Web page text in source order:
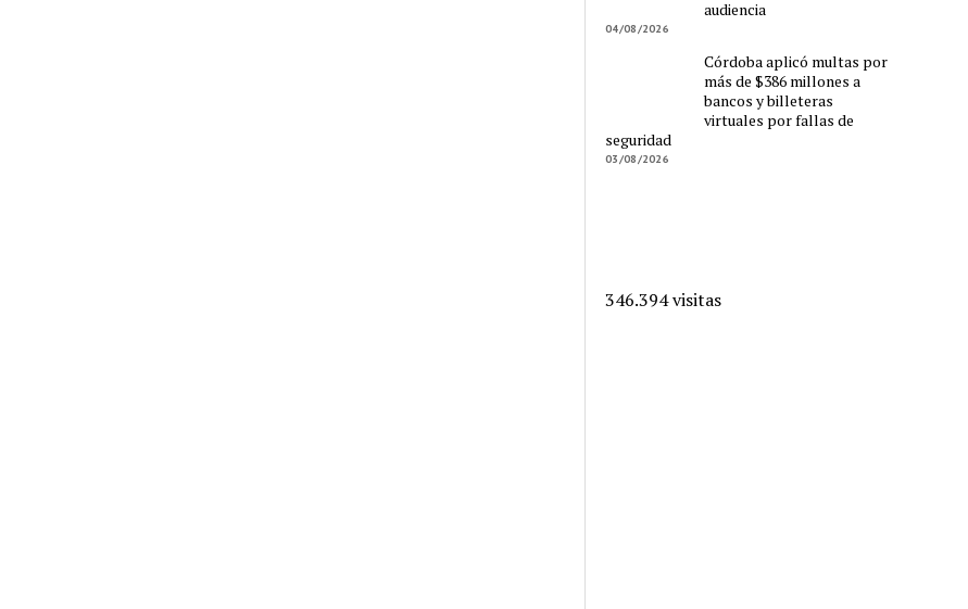
audiencia
04/08/2026
Córdoba aplicó multas por
más de $386 millones a
bancos y billeteras
virtuales por fallas de
seguridad
03/08/2026
346.394 visitas